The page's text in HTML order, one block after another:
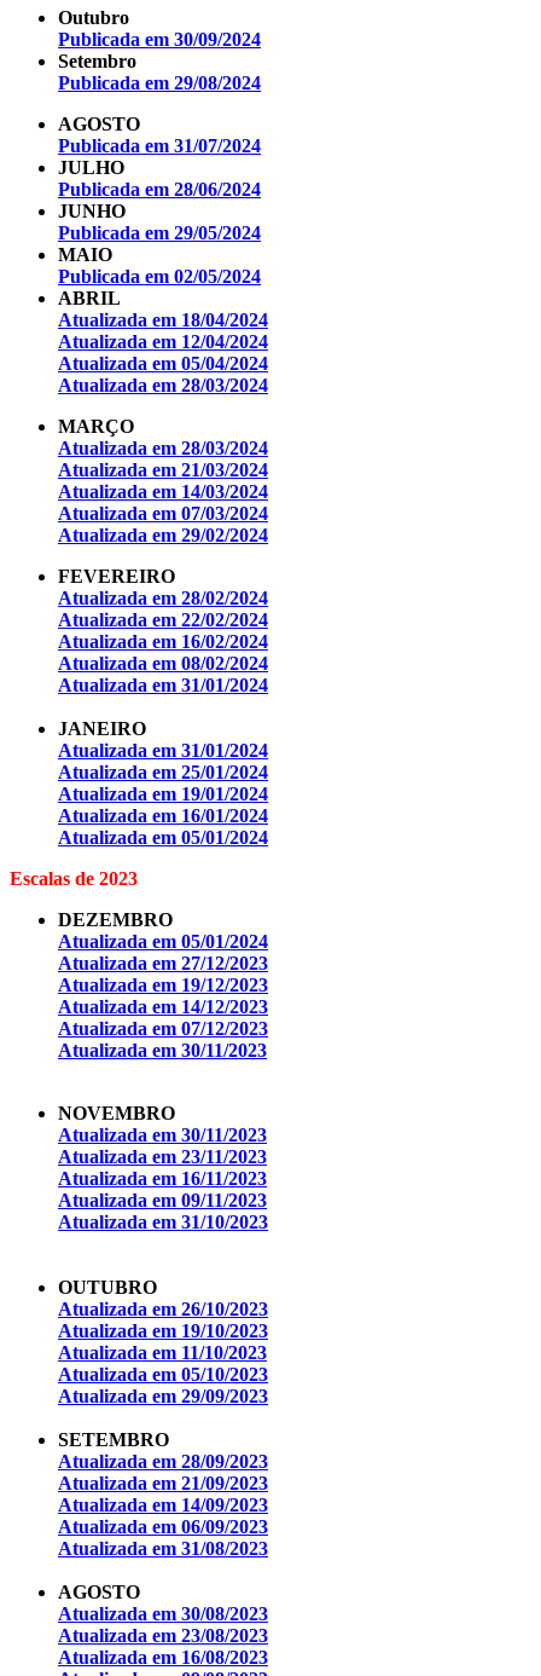
Outubro
Publicada em 30/09/2024
Setembro
Publicada em 29/08/2024
AGOSTO
Publicada em 31/07/2024
JULHO
Publicada em 28/06/2024
JUNHO
Publicada em 29/05/2024
MAIO
Publicada em 02/05/2024
ABRIL
Atualizada em 18/04/2024
Atualizada em 12/04/2024
Atualizada em 05/04/2024
Atualizada em 28/03/2024
MARÇO
Atualizada em 28/03/2024
Atualizada em 21/03/2024
Atualizada em 14/03/2024
Atualizada em 07/03/2024
Atualizada em 29/02/2024
FEVEREIRO
Atualizada em 28/02/2024
Atualizada em 22/02/2024
Atualizada em 16/02/2024
Atualizada em 08/02/2024
Atualizada em 31/01/2024
JANEIRO
Atualizada em 31/01/2024
Atualizada em 25/01/2024
Atualizada em 19/01/2024
Atualizada em 16/01/2024
Atualizada em 05/01/2024
Escalas de 2023
DEZEMBRO
Atualizada em 05/01/2024
Atualizada em 27/12/2023
Atualizada em 19/12/2023
Atualizada em 14/12/2023
Atualizada em 07/12/2023
Atualizada em 30/11/2023
NOVEMBRO
Atualizada em 30/11/2023
Atualizada em 23/11/2023
Atualizada em 16/11/2023
Atualizada em 09/11/2023
Atualizada em 31/10/2023
OUTUBRO
Atualizada em 26/10/2023
Atualizada em 19/10/2023
Atualizada em 11/10/2023
Atualizada em 05/10/2023
Atualizada em 29/09/2023
SETEMBRO
Atualizada em 28/09/2023
Atualizada em 21/09/2023
Atualizada em 14/09/2023
Atualizada em 06/09/2023
Atualizada em 31/08/2023
AGOSTO
Atualizada em 30/08/2023
Atualizada em 23/08/2023
Atualizada em 16/08/2023